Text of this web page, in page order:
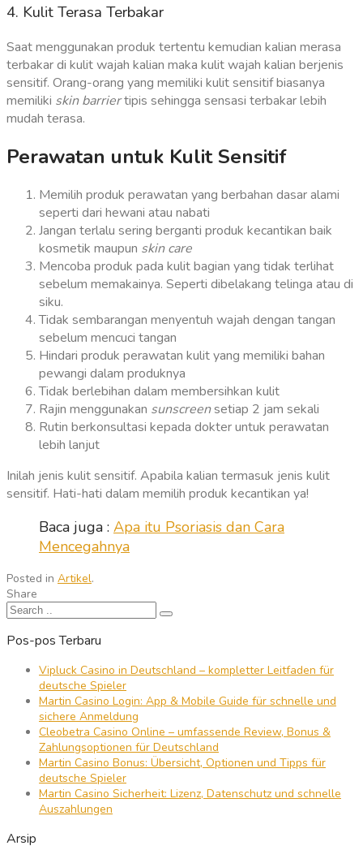
4. Kulit Terasa Terbakar
Saat menggunakan produk tertentu kemudian kalian merasa
terbakar di kulit wajah kalian maka kulit wajah kalian berjenis
sensitif. Orang-orang yang memiliki kulit sensitif biasanya
memiliki skin barriertipis sehingga sensasi terbakar lebih
mudah terasa.
Perawatan untuk Kulit Sensitif
Memilih produk perawatan yang berbahan dasar alami
seperti dari hewani atau nabati
Jangan terlalu sering berganti produk kecantikan baik
kosmetik maupun skin care
Mencoba produk pada kulit bagian yang tidak terlihat
sebelum memakainya. Seperti dibelakang telinga atau di
siku.
Tidak sembarangan menyentuh wajah dengan tangan
sebelum mencuci tangan
Hindari produk perawatan kulit yang memiliki bahan
pewangi dalam produknya
Tidak berlebihan dalam membersihkan kulit
Rajin menggunakan sunscreensetiap 2 jam sekali
Rutin berkonsultasi kepada dokter untuk perawatan
lebih lanjut
Inilah jenis kulit sensitif. Apabila kalian termasuk jenis kulit
sensitif. Hati-hati dalam memilih produk kecantikan ya!
Baca juga : Apa itu Psoriasis dan Cara
Mencegahnya
Posted in Artikel.
Share
Pos-pos Terbaru
Vipluck Casino in Deutschland – kompletter Leitfaden für
deutsche Spieler
Martin Casino Login: App & Mobile Guide für schnelle und
sichere Anmeldung
Cleobetra Casino Online – umfassende Review, Bonus &
Zahlungsoptionen für Deutschland
Martin Casino Bonus: Übersicht, Optionen und Tipps für
deutsche Spieler
Martin Casino Sicherheit: Lizenz, Datenschutz und schnelle
Auszahlungen
Arsip